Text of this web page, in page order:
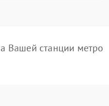
Вашей станции метро